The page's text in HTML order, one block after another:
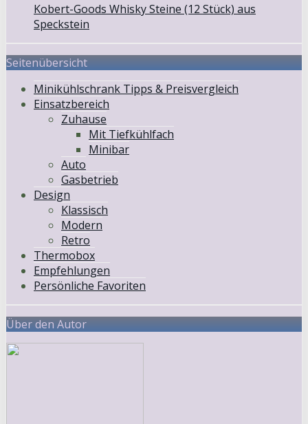
Kobert-Goods Whisky Steine (12 Stück) aus
Speckstein
Seitenübersicht
Minikühlschrank Tipps & Preisvergleich
Einsatzbereich
Zuhause
Mit Tiefkühlfach
Minibar
Auto
Gasbetrieb
Design
Klassisch
Modern
Retro
Thermobox
Empfehlungen
Persönliche Favoriten
Über den Autor